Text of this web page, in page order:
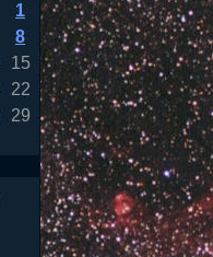
1
8
15
22
29